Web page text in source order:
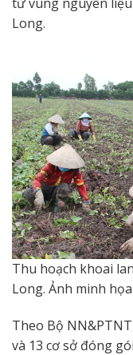
Long.
Thu hoạch khoai
Long. Ảnh minh họa
Theo Bộ
và 13 cơ sở đóng